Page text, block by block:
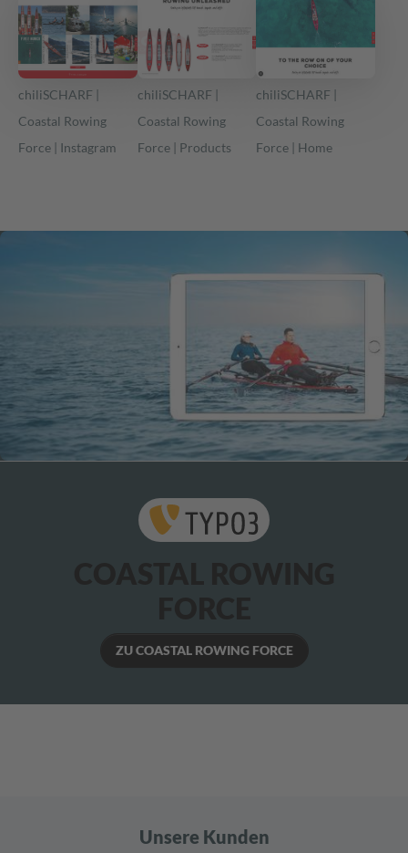
chiliSCHARF |
Coastal Rowing
Force | Instagram
chiliSCHARF |
Coastal Rowing
Force | Products
chiliSCHARF |
Coastal Rowing
Force | Home
ZU COASTAL ROWING FORCE
Unsere Kunden